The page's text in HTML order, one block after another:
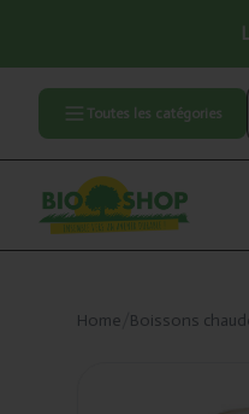
Toutes les catégories
Home Boissons